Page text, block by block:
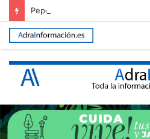
Pepe Cazorla será el